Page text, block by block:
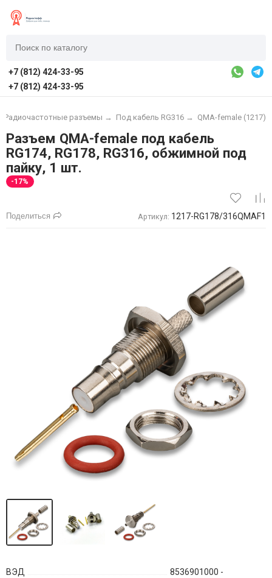
+7 (812) 424-33-95
+7 (812) 424-33-95
Радиочастотные разъемы → Под кабель RG316 → QMA-female (1217)
Разъем QMA-female под кабель
RG174, RG178, RG316, обжимной под
пайку, 1 шт.
-17%
Поделиться Артикул: 1217-RG178/316QMAF1
ВЭД
8536901000 -